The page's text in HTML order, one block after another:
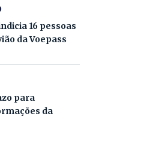
16 pessoas
da Voepass
para
da